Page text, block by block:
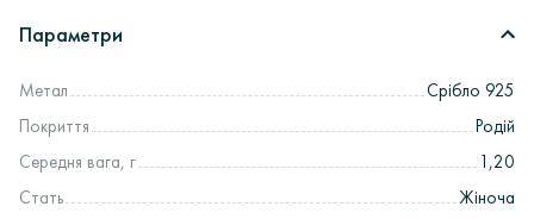
Параметри
Метал
Срібло 925
Покриття
Родій
Середня вага, г
1,20
Стать
Жіноча